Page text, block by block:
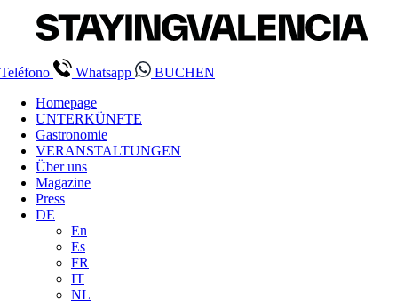
Teléfono Whatsapp
BUCHEN
Homepage
UNTERKÜNFTE
Gastronomie
VERANSTALTUNGEN
Über uns
Magazine
Press
DE
En
Es
FR
IT
NL